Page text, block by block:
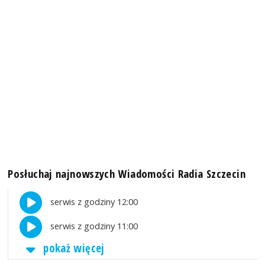
Posłuchaj najnowszych Wiadomości Radia Szczecin
serwis z godziny 12:00
serwis z godziny 11:00
pokaż więcej